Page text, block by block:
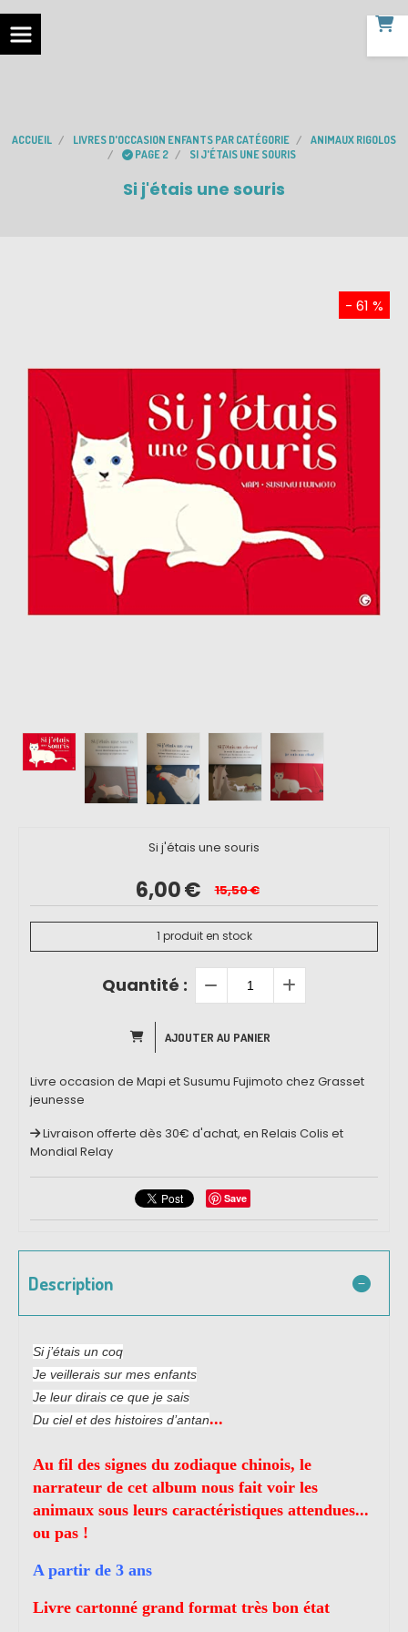
ACCUEIL LIVRES D'OCCASION ENFANTS PAR CATÉGORIE
ANIMAUX RIGOLOS
PAGE 2
SI J'ÉTAIS UNE SOURIS
Si j'étais une souris
- 61 %
Si j'étais une souris
6,00€ 15,50€
1 produit en stock
Quantité :
AJOUTER AU PANIER
Livre occasion de Mapi et Susumu Fujimoto chez Grasset
jeunesse
Livraison offerte dès 30€ d'achat, en Relais Colis et
Mondial Relay
Save
Description
Si j’étais un coq
Je veillerais sur mes enfants
Je leur dirais ce que je sais
Du ciel et des histoires d’antan...
Au fil des signes du zodiaque chinois, le
narrateur de cet album nous fait voir les
animaux sous leurs caractéristiques attendues...
ou pas !
A partir de 3 ans
Livre cartonné grand format très bon état